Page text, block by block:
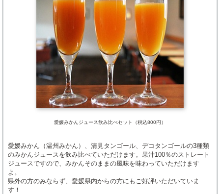
愛媛みかんジュース飲み比べセット（税込800円）
愛媛みかん（温州みかん）、清見タンゴール、デコタンゴールの3種類
のみかんジュースを飲み比べていただけます。果汁100％のストレート
ジュースですので、みかんそのままの風味を味わっていただけます
よ。
県外の方のみならず、愛媛県内からの方にもご好評いただいていま
す！